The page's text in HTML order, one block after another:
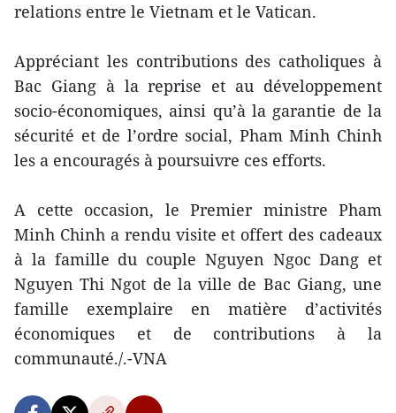
relations entre le Vietnam et le Vatican.
Appréciant les contributions des catholiques à
Bac Giang à la reprise et au développement
socio-économiques, ainsi qu’à la garantie de la
sécurité et de l’ordre social, Pham Minh Chinh
les a encouragés à poursuivre ces efforts.
A cette occasion, le Premier ministre Pham
Minh Chinh a rendu visite et offert des cadeaux
à la famille du couple Nguyen Ngoc Dang et
Nguyen Thi Ngot de la ville de Bac Giang, une
famille exemplaire en matière d’activités
économiques et de contributions à la
communauté./.-VNA